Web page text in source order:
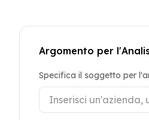
Argomento per
Specifica il soggetto per